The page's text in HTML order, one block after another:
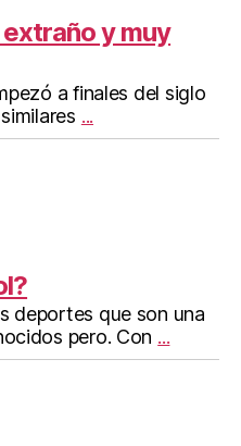
y muy
a finales del siglo
...
deportes que son una
pero. Con ...